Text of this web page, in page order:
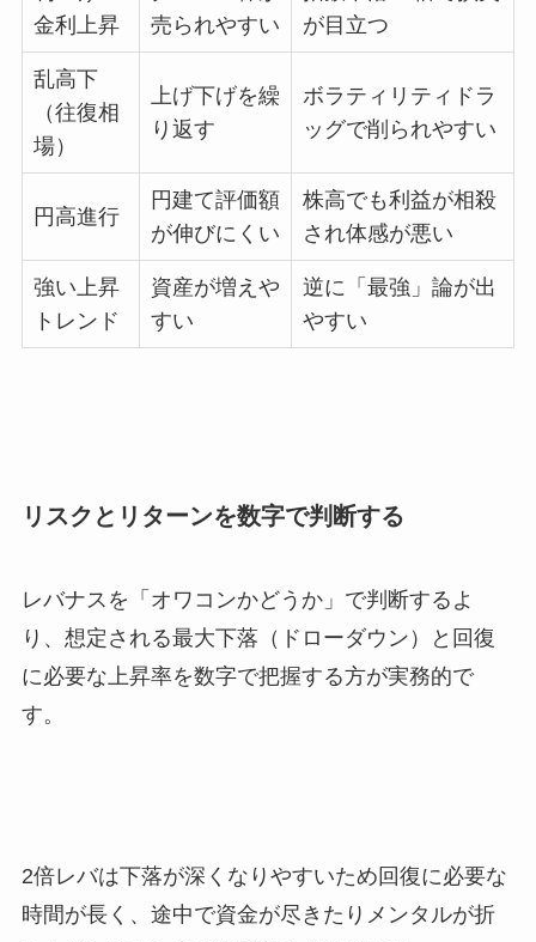
金利上昇
売られやすい
が目立つ
乱高下
（往復相
場）
上げ下げを繰
り返す
ボラティリティドラ
ッグで削られやすい
円高進行
円建て評価額
が伸びにくい
株高でも利益が相殺
され体感が悪い
強い上昇
トレンド
資産が増えや
すい
逆に「最強」論が出
やすい
リスクとリターンを数字で判断する
レバナスを「オワコンかどうか」で判断するよ
り、想定される最大下落（ドローダウン）と回復
に必要な上昇率を数字で把握する方が実務的で
す。
2倍レバは下落が深くなりやすいため回復に必要な
時間が長く、途中で資金が尽きたりメンタルが折